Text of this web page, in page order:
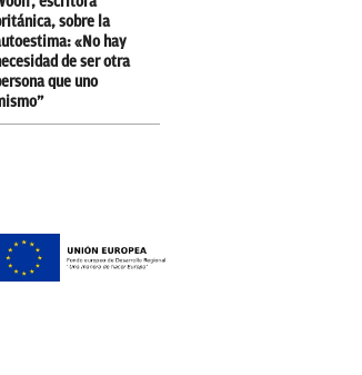
sobre la
«No hay
de ser otra
que uno